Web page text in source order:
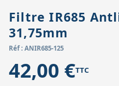
Filtre IR685
31,75mm
Réf : ANIR685-125
42,00 €TTC